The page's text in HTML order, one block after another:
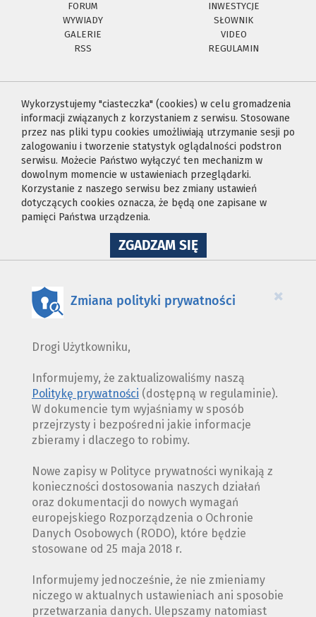
FORUM
INWESTYCJE
WYWIADY
SŁOWNIK
GALERIE
VIDEO
RSS
REGULAMIN
Wykorzystujemy "ciasteczka" (cookies) w celu gromadzenia
informacji związanych z korzystaniem z serwisu. Stosowane
przez nas pliki typu cookies umożliwiają utrzymanie sesji po
zalogowaniu i tworzenie statystyk oglądalności podstron
serwisu. Możecie Państwo wyłączyć ten mechanizm w
dowolnym momencie w ustawieniach przeglądarki.
Korzystanie z naszego serwisu bez zmiany ustawień
dotyczących cookies oznacza, że będą one zapisane w
pamięci Państwa urządzenia.
ZGADZAM SIĘNA
WYKORZYSTANIE
×
Zmiana polityki prywatności
Drogi Użytkowniku,
Informujemy, że zaktualizowaliśmy naszą
Politykę prywatności (dostępną w regulaminie).
W dokumencie tym wyjaśniamy w sposób
przejrzysty i bezpośredni jakie informacje
zbieramy i dlaczego to robimy.
Nowe zapisy w Polityce prywatności wynikają z
konieczności dostosowania naszych działań
oraz dokumentacji do nowych wymagań
europejskiego Rozporządzenia o Ochronie
Danych Osobowych (RODO), które będzie
stosowane od 25 maja 2018 r.
Informujemy jednocześnie, że nie zmieniamy
niczego w aktualnych ustawieniach ani sposobie
przetwarzania danych. Ulepszamy natomiast